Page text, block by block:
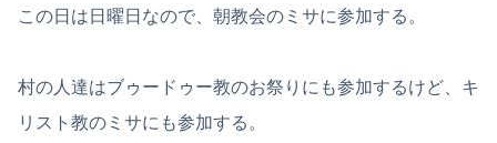
この日は日曜日なので、朝教会のミサに参加する。
村の人達はブゥードゥー教のお祭りにも参加するけど、キ
リスト教のミサにも参加する。